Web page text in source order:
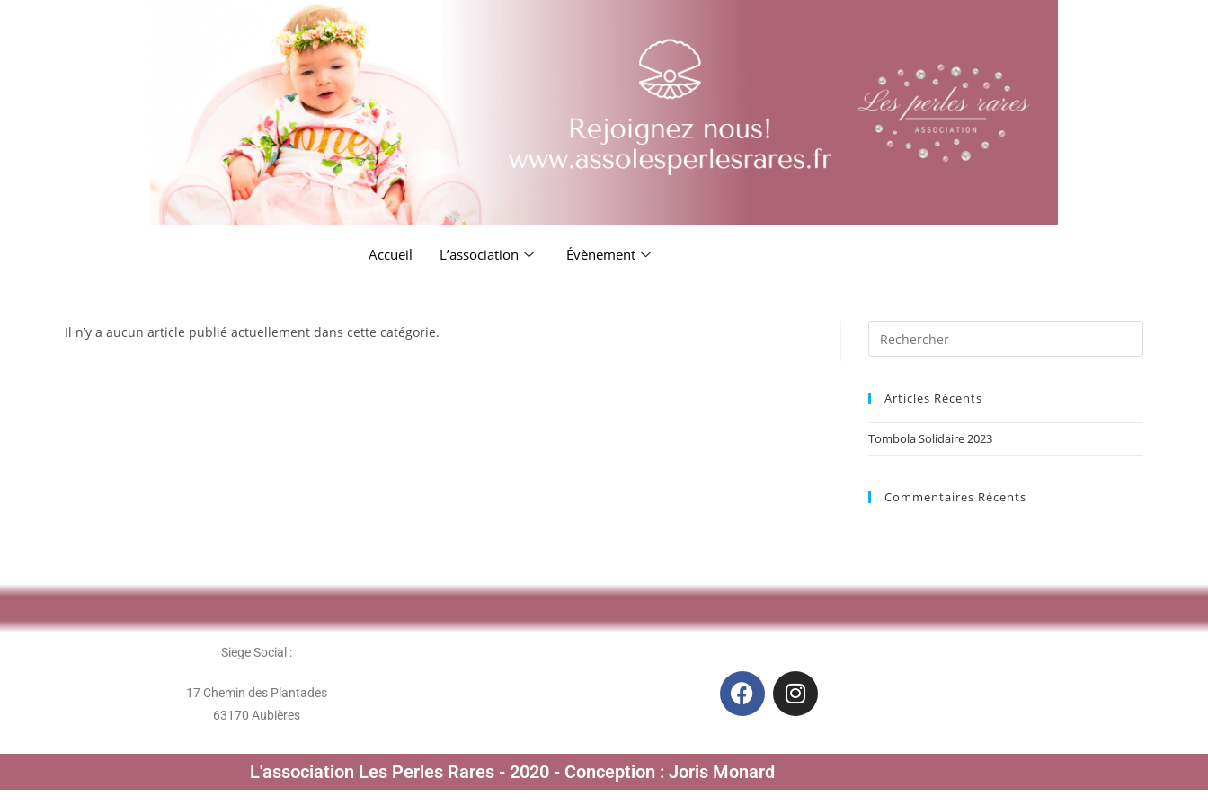
Accueil L’association Évènement
Il n’y a aucun article publié actuellement dans cette catégorie.
Articles Récents
Tombola Solidaire 2023
Commentaires Récents
Siege Social :
17 Chemin des Plantades
63170 Aubières
L'association Les Perles Rares - 2020 - Conception : Joris Monard